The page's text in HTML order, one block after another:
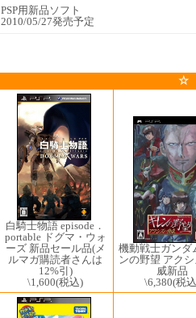
PSP用新品ソフト
2010/05/27発売予定
☆
白騎士物語 episode．
portable ドグマ・ウォ
ーズ 新品セール品(メ
ルマガ購読者さんは
12%引)
\1,600(税込)
機動戦士ガンダ
ンの野望 アク
威新品
\6,380(税